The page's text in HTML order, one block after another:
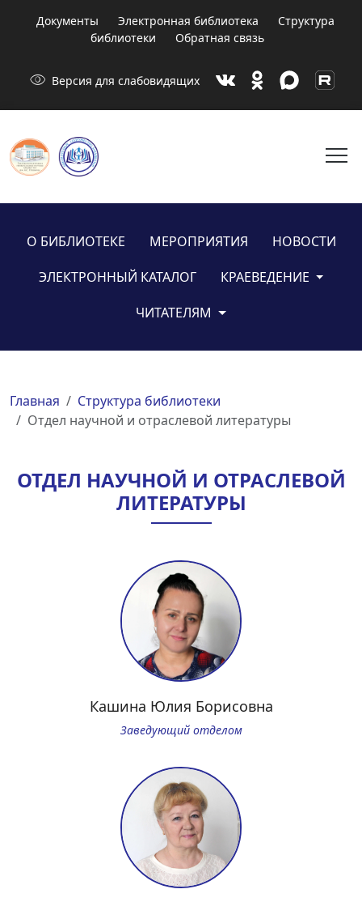
Документы Электронная библиотека
Структура
библиотеки
Обратная связь
visibility Версия для слабовидящих
menu
О БИБЛИОТЕКЕ МЕРОПРИЯТИЯ
НОВОСТИ
ЭЛЕКТРОННЫЙ КАТАЛОГ
КРАЕВЕДЕНИЕ
ЧИТАТЕЛЯМ
Главная
Структура библиотеки
Отдел научной и отраслевой литературы
ОТДЕЛ НАУЧНОЙ И ОТРАСЛЕВОЙ
ЛИТЕРАТУРЫ
Кашина Юлия Борисовна
Заведующий отделом